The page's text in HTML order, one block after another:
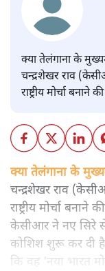
क्या तेलंगाना के
चन्द्रशेखर राव
राष्ट्रीय मोर्चा
क्या तेलंगाना के
चन्द्रशेखर राव
राष्ट्रीय मोर्चा
केसीआर ने नए सिरे से
कोशिश शुरू कर दी
कि वह ‘नया भारत